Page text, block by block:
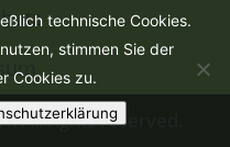
All rights reserved.
technische Cookies.
stimmen Sie der
Cookies zu.